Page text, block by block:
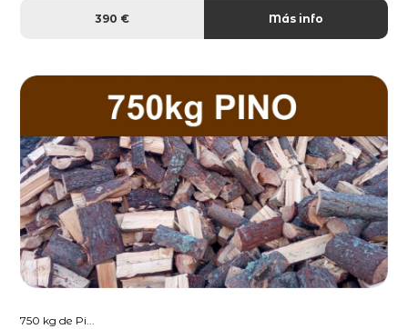
390 € Más info
750 kg de Pi...